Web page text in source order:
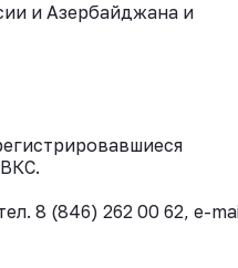
и Азербайджана и
8 (846) 262 00 62, e-